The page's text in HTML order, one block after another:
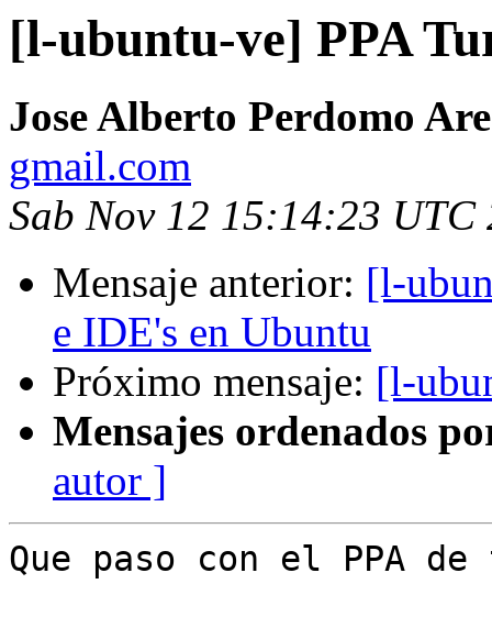
[l-ubuntu-ve] PPA
Jose Alberto Perdomo
gmail.com
Sab Nov 12 15:14:23 UTC
Mensaje anterior: [l-
e IDE's en Ubuntu
Próximo mensaje: [l-
Mensajes ordenados
autor ]
Que paso con el PPA